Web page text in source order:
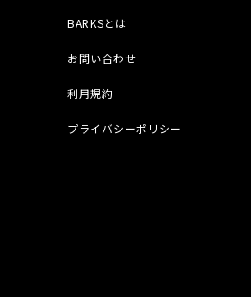
BARKSとは
お問い合わせ
利用規約
プライバシーポリシー